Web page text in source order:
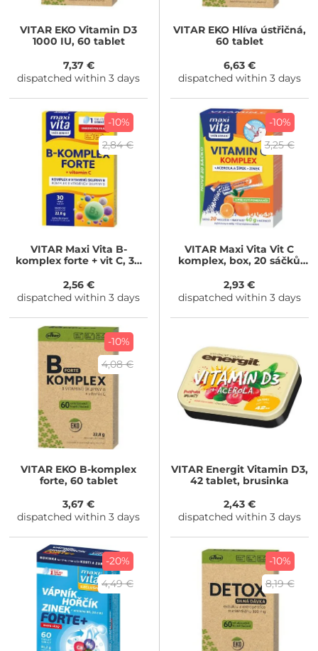
VITAR EKO Vitamin D3
1000 IU, 60 tablet
7,37 €
dispatched within 3 days
VITAREKO Hlíva ústřičná,
60 tablet
6,63 €
dispatched within 3 days
-10%
2,84 €
VITARMaxi Vita B-
komplex forte + vit C, 30
2,56 €
dispatched within 3 days
-10%
3,25 €
VITAR Maxi Vita Vit C
komplex, box, 20 sáčků
2,93 €
dispatched within 3 days
-10%
4,08 €
VITAR EKO B-komplex
forte, 60 tablet
3,67 €
dispatched within 3 days
VITAREnergit Vitamin D3,
42 tablet, brusinka
2,43 €
dispatched within 3 days
-20%
4,49 €
-10%
8,19 €